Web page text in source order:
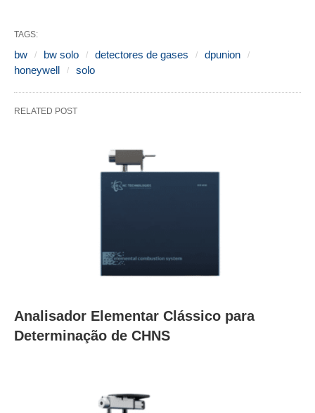
TAGS:
bw bw solo detectores de gases
dpunion
honeywell
solo
RELATED POST
Analisador Elementar Clássico para
Determinação de CHNS